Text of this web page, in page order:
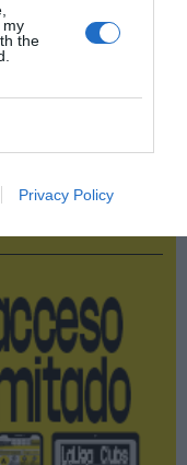
my
the
Privacy Policy